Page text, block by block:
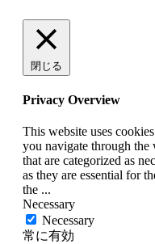
閉じる
Privacy Overview
This website uses
you navigate through the
that are categorized as
as they are essential for
the ...
Necessary
Necessary
常に有効